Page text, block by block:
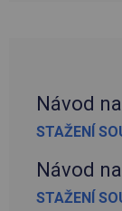
Návod
STAŽENÍ
Návod
STAŽENÍ